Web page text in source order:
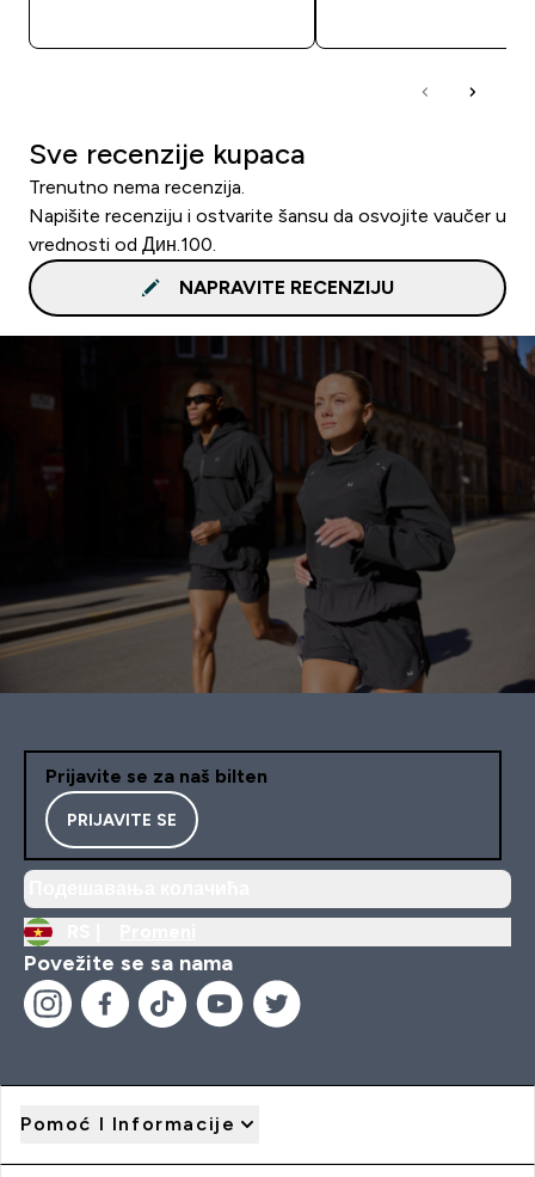
Sve recenzije kupaca
Trenutno nema recenzija.
Napišite recenziju i ostvarite šansu da osvojite vaučer u
vrednosti od Дин.100.
NAPRAVITE RECENZIJU
Prijavite se za naš bilten
PRIJAVITE SE
Povežite se sa nama
Pomoć I Informacije